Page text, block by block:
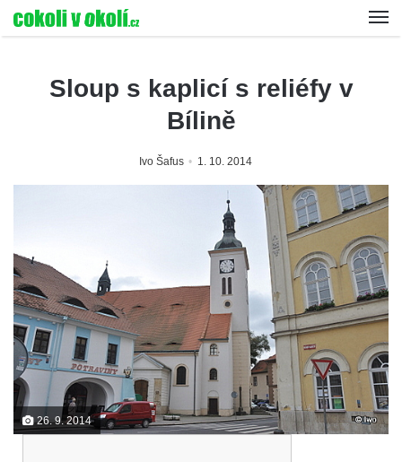
Sloup s kaplicí s reliéfy v
Bílině
Ivo Šafus 1. 10. 2014
26. 9. 2014